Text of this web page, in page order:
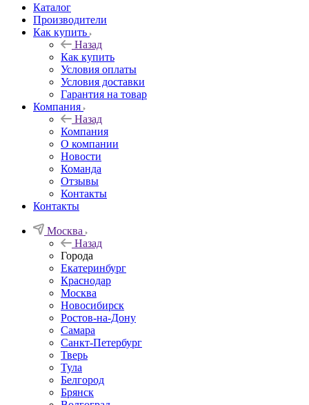
Каталог
Производители
Как купить
Назад
Как купить
Условия оплаты
Условия доставки
Гарантия на товар
Компания
Назад
Компания
О компании
Новости
Команда
Отзывы
Контакты
Контакты
Москва
Назад
Города
Екатеринбург
Краснодар
Москва
Новосибирск
Ростов-на-Дону
Самара
Санкт-Петербург
Тверь
Тула
Белгород
Брянск